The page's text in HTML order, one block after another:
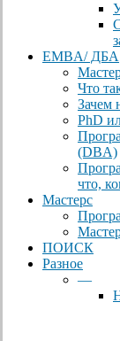
EMBA/ ДБA
Что
Зачем
PhD
(DBА)
что,
Мастерс
ПОИСК
Разное
—